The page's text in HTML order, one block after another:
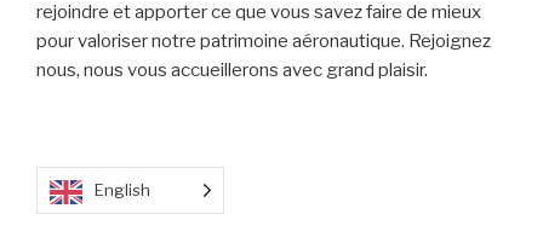
rejoindre et apporter ce que vous savez faire de mieux
pour valoriser notre patrimoine aéronautique. Rejoignez
nous, nous vous accueillerons avec grand plaisir.
English